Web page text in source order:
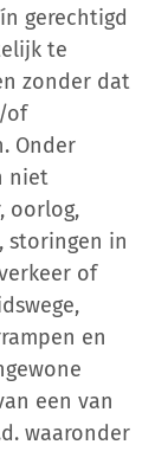
gerechtigd
te
zonder dat
of
Onder
niet
oorlog,
storingen in
of
en
een van
waaronder